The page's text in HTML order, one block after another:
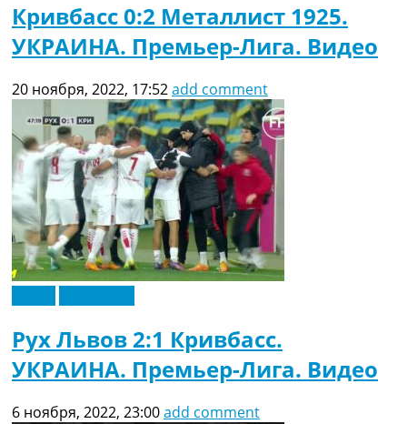
Кривбасс 0:2 Металлист 1925.
УКРАИНА. Премьер-Лига. Видео
20 ноября, 2022, 17:52add comment
Рух Львов 2:1 Кривбасс.
УКРАИНА. Премьер-Лига. Видео
6 ноября, 2022, 23:00add comment